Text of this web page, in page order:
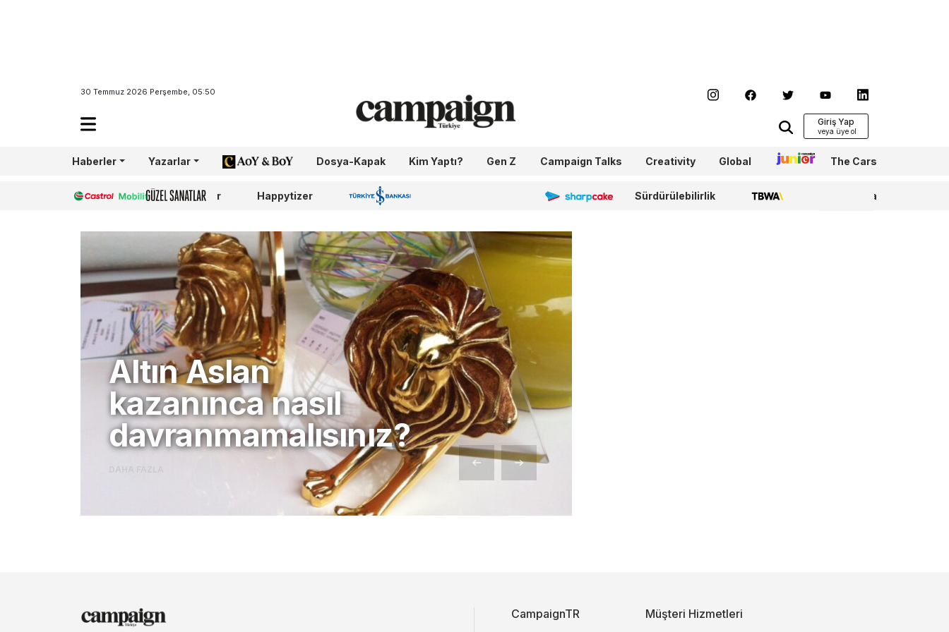
30 Temmuz 2026 Perşembe, 05:50
Giriş Yap
Haberler Yazarlar AoY/BoY Dosya-Kapak Kim Yaptı? Gen Z Campaign Talks Creativity Global Junior The Cars
Castrol Güzel Sanatlar Happytizer İş Bankası 100.Yıl Sharpcake Sürdürülebilirlik TBWA WPP Media
Altın Aslan
kazanınca nasıl
davranmamalısınız?
DAHA FAZLA
CampaignTR Müşteri Hizmetleri